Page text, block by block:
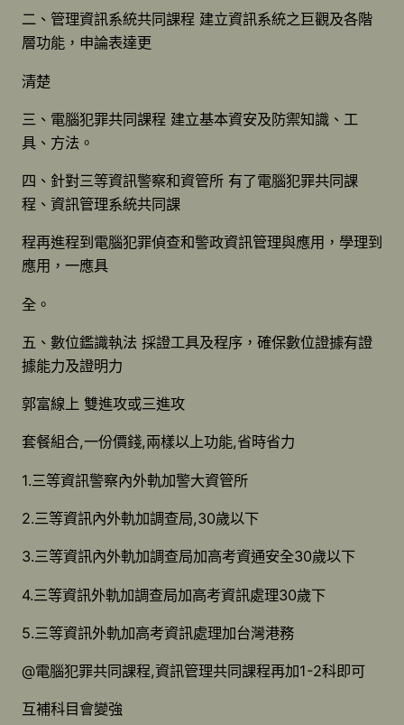
二、管理資訊系統共同課程 建立資訊系統之巨觀及各階
層功能，申論表達更
清楚
三、電腦犯罪共同課程 建立基本資安及防禦知識、工
具、方法。
四、針對三等資訊警察和資管所 有了電腦犯罪共同課
程、資訊管理系統共同課
程再進程到電腦犯罪偵查和警政資訊管理與應用，學理到
應用，一應具
全。
五、數位鑑識執法 採證工具及程序，確保數位證據有證
據能力及證明力
郭富線上 雙進攻或三進攻
套餐組合,一份價錢,兩樣以上功能,省時省力
1.三等資訊警察內外軌加警大資管所
2.三等資訊內外軌加調查局,30歲以下
3.三等資訊內外軌加調查局加高考資通安全30歲以下
4.三等資訊外軌加調查局加高考資訊處理30歲下
5.三等資訊外軌加高考資訊處理加台灣港務
@電腦犯罪共同課程,資訊管理共同課程再加1-2科即可
互補科目會變強